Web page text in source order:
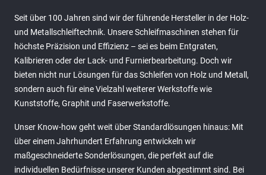
Seit über 100 Jahren sind wir der führende Hersteller in der Holz-
und Metallschleiftechnik. Unsere Schleifmaschinen stehen für
höchste Präzision und Effizienz – sei es beim Entgraten,
Kalibrieren oder der Lack- und Furnierbearbeitung. Doch wir
bieten nicht nur Lösungen für das Schleifen von Holz und Metall,
sondern auch für eine Vielzahl weiterer Werkstoffe wie
Kunststoffe, Graphit und Faserwerkstoffe.
Unser Know-how geht weit über Standardlösungen hinaus: Mit
über einem Jahrhundert Erfahrung entwickeln wir
maßgeschneiderte Sonderlösungen, die perfekt auf die
individuellen Bedürfnisse unserer Kunden abgestimmt sind. Bei